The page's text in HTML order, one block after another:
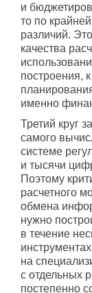
и
то по
различий.
качества
построения,
именно
Третий круг
самого
системе
и тысячи
Поэтому
расчетного
обмена
нужно
в течение
на
с отдельных
постепенно